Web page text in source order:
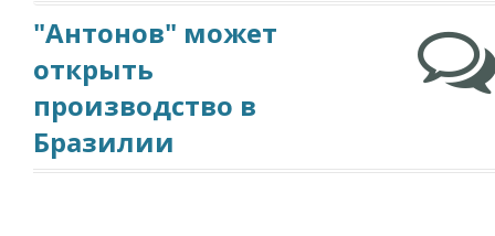
"Антонов" может
открыть
производство в
Бразилии